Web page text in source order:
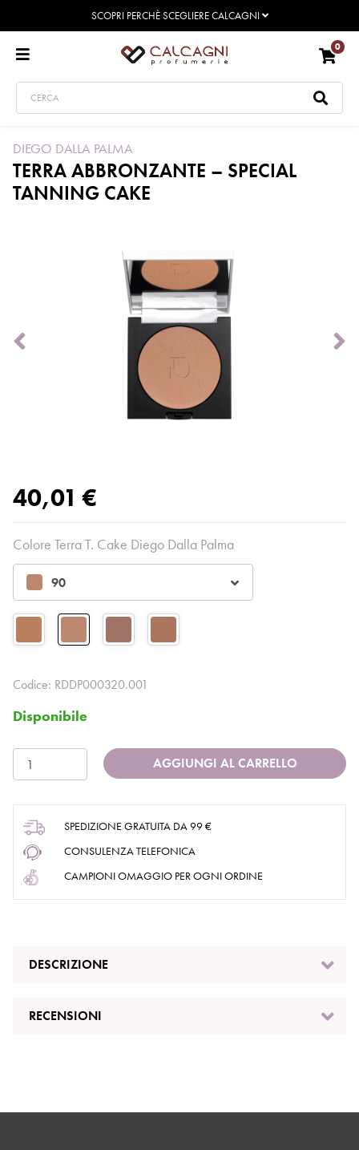
SCOPRI PERCHÈ SCEGLIERE CALCAGNI
0
DIEGO DALLA PALMA
TERRA ABBRONZANTE – SPECIAL
TANNING CAKE
40,01 €
Colore Terra T. Cake Diego Dalla Palma
90
Codice: RDDP000320.001
Disponibile
AGGIUNGI AL CARRELLO
SPEDIZIONE GRATUITA DA 99 €
CONSULENZA TELEFONICA
CAMPIONI OMAGGIO PER OGNI ORDINE
DESCRIZIONE
RECENSIONI